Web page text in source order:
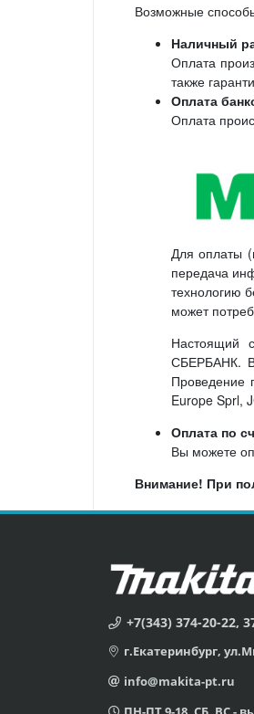
Возможные
Наличный
Оплата
также
Оплата
Оплата
Для оплаты
передача
технологию
может
Настоящий
СБЕРБАНК.
Проведение
Europe Sprl,
Оплата по
Вы можете
Внимание! При
+7(343) 374-20-22,
г.Екатеринбург,
info@makita-pt.ru